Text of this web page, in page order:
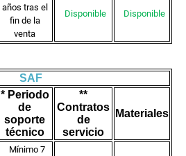
años tras el
fin de la
venta
Disponible Disponible
SAF
* Periodo
de
soporte
técnico
**
Contratos
de
servicio
Materiales
Mínimo 7